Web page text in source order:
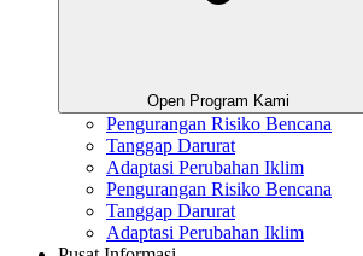
Open Program Kami
Pengurangan Risiko Bencana
Tanggap Darurat
Adaptasi Perubahan Iklim
Pengurangan Risiko Bencana
Tanggap Darurat
Adaptasi Perubahan Iklim